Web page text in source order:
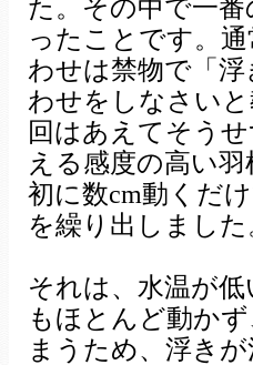
た。その中で一
ったことです。
わせは禁物で「
わせをしなさい
回はあえてそう
える感度の高い
初に数cm動くだ
を繰り出しました
それは、水温が
もほとんど動か
まうため、浮き